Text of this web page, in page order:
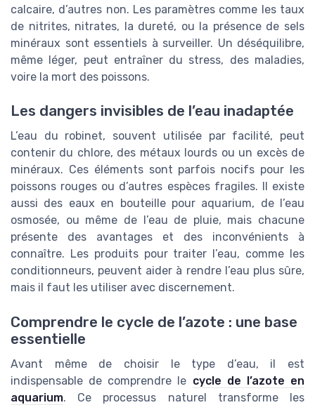
calcaire, d’autres non. Les paramètres comme les taux
de nitrites, nitrates, la dureté, ou la présence de sels
minéraux sont essentiels à surveiller. Un déséquilibre,
même léger, peut entraîner du stress, des maladies,
voire la mort des poissons.
Les dangers invisibles de l’eau inadaptée
L’eau du robinet, souvent utilisée par facilité, peut
contenir du chlore, des métaux lourds ou un excès de
minéraux. Ces éléments sont parfois nocifs pour les
poissons rouges ou d’autres espèces fragiles. Il existe
aussi des eaux en bouteille pour aquarium, de l’eau
osmosée, ou même de l’eau de pluie, mais chacune
présente des avantages et des inconvénients à
connaître. Les produits pour traiter l’eau, comme les
conditionneurs, peuvent aider à rendre l’eau plus sûre,
mais il faut les utiliser avec discernement.
Comprendre le cycle de l’azote : une base
essentielle
Avant même de choisir le type d’eau, il est
indispensable de comprendre le cycle de l’azote en
aquarium. Ce processus naturel transforme les